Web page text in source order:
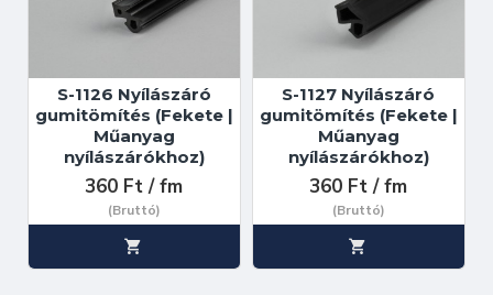
S-1126 Nyílászáró
gumitömítés (Fekete |
Műanyag
nyílászárókhoz)
360 Ft / fm
(Bruttó)
S-1127 Nyílászáró
gumitömítés (Fekete |
Műanyag
nyílászárókhoz)
360 Ft / fm
(Bruttó)